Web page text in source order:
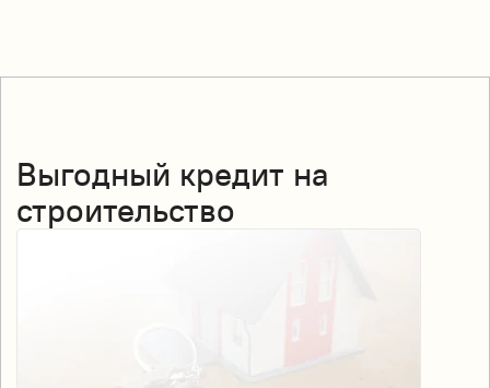
Выгодный кредит на
строительство